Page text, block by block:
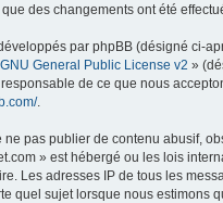
des changements ont été
par phpBB (désigné ci-
GNU General Public License v2 »
responsable de ce que nous
.
ne pas publier de contenu abusif,
» est hébergé ou les lois
Les adresses IP de tous les
quel sujet lorsque nous estimons